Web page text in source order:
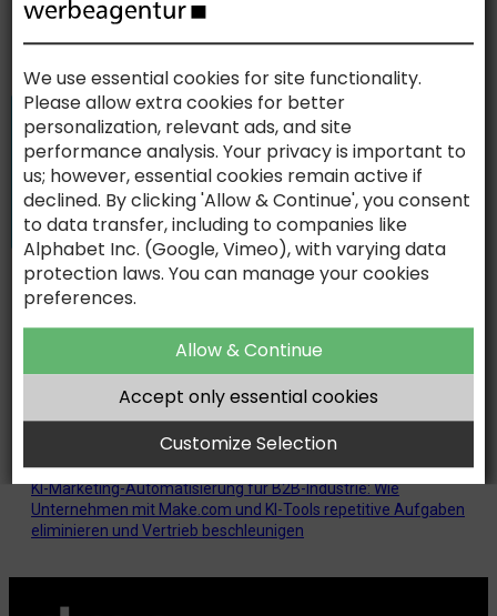
AI-ASSISTED. HUMAN-DRIVEN.
AKTUELLE NACHRICHTEN
Eigenständigkeit zunehmend als Qualitätsmerkmale. Denn
Kreativität ist der Rohstoff, aus dem Vertrauen entsteht.
Leitfaden Content Marketing – KI hat die Content-Produktion
verändert. Aber sie hat nicht das Problem gelöst das
industrielle Content-Strategien scheitern lässt.
Leitfaden Messemarketing — ChatGPT wird gefragt wer
ausstellt. GEO entscheidet ob Sie in der Antwort stehen.
WISSEN
B2B-Industrieunternehmen – wie man eine bestehende
Website neu aufbaut und dabei von Anfang an für KI-
Der vollständige Leitfaden 2026 – wie man Buying Center
KI-Marketing-Automatisierung für B2B-Industrie: Wie
Unternehmen mit Make.com und KI-Tools repetitive Aufgaben
eliminieren und Vertrieb beschleunigen
We use essential cookies for site functionality.
Please allow extra cookies for better
personalization, relevant ads, and site
performance analysis. Your privacy is important to
us; however, essential cookies remain active if
declined. By clicking 'Allow & Continue', you consent
to data transfer, including to companies like
Alphabet Inc. (Google, Vimeo), with varying data
protection laws. You can manage your cookies
preferences.
Allow & Continue
Accept only essential cookies
Customize Selection